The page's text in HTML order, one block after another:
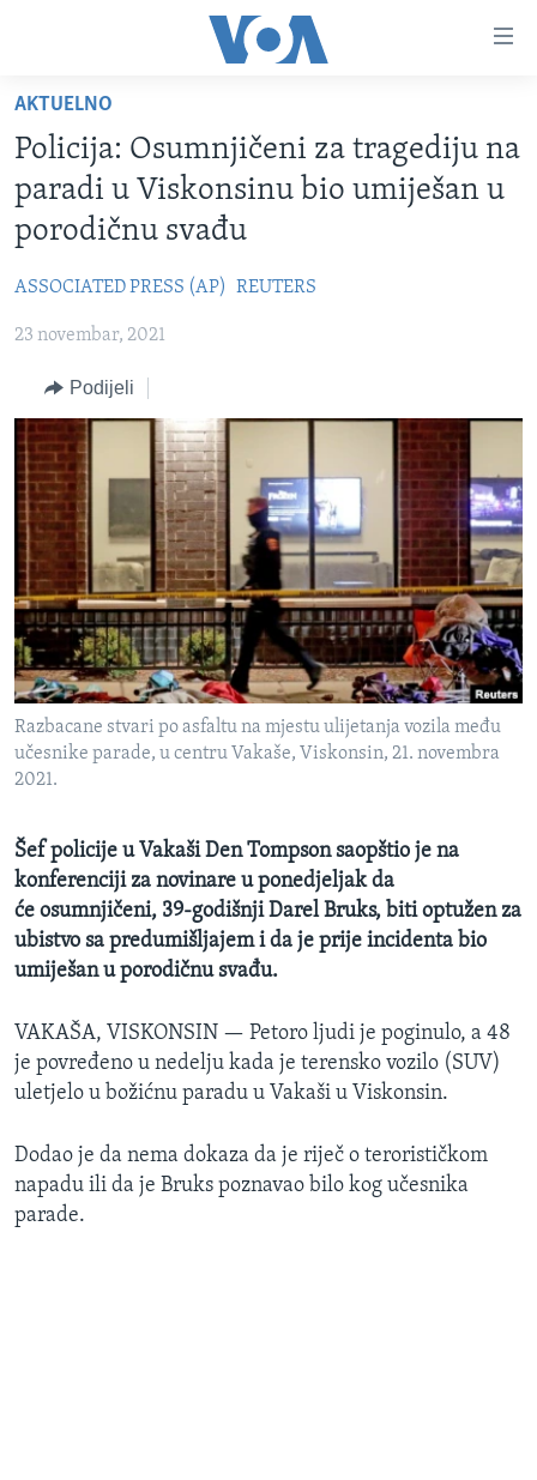
glavni
sadržaj
na
glavnu
Idi
na
TV PROGRAM
FOTOGRAFIJE DANA
SJEDINJENE AMERIČKE DRŽAVE
BOSNA I HERCEGOVINA
SVIJET
NAUKA I TEHNOLOGIJA
SPECIJALNI PROJEKTI
KORUPCIJA
SLOBODA MEDIJA
ŽENSKA STRANA
IZBJEGLIČKA STRANA
MAGAZIN
O GLASU AMERIKE
Learning English
PRATITE NAS
Jezici
AKTUELNO
Policija: Osumnjičeni za tragediju na
paradi u Viskonsinu bio umiješan u
porodičnu svađu
ASSOCIATED PRESS (AP) REUTERS
23 novembar, 2021
Podijeli
Razbacane stvari po asfaltu na mjestu ulijetanja vozila među
učesnike parade, u centru Vakaše, Viskonsin, 21. novembra
2021.
Šef policije u Vakaši Den Tompson saopštio je na
konferenciji za novinare u ponedjeljak da
će osumnjičeni, 39-godišnji Darel Bruks, biti optužen za
ubistvo sa predumišljajem i da je prije incidenta bio
umiješan u porodičnu svađu.
VAKAŠA, VISKONSIN — Petoro ljudi je poginulo, a 48
je povređeno u nedelju kada je terensko vozilo (SUV)
uletjelo u božićnu paradu u Vakaši u Viskonsin.
Dodao je da nema dokaza da je riječ o terorističkom
napadu ili da je Bruks poznavao bilo kog učesnika
parade.​